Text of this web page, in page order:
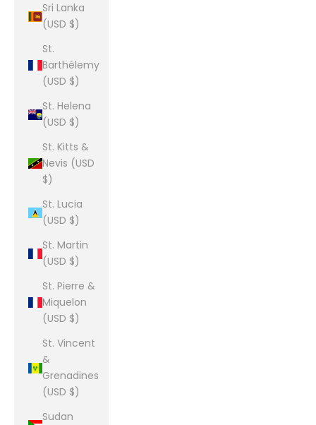
Sri Lanka
(USD $)
St.
Barthélemy
(USD $)
St. Helena
(USD $)
St. Kitts &
Nevis (USD
$)
St. Lucia
(USD $)
St. Martin
(USD $)
St. Pierre &
Miquelon
(USD $)
St. Vincent
&
Grenadines
(USD $)
Sudan